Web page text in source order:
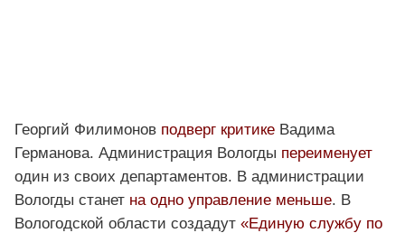
Георгий Филимонов подверг критике Вадима
Германова. Администрация Вологды переименует
один из своих департаментов. В администрации
Вологды станет на одно управление меньше. В
Вологодской области создадут «Единую службу по